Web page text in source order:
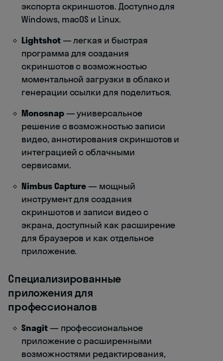
экспорта скриншотов. Доступно для
Windows, macOS и Linux.
Lightshot— легкая и быстрая
программа для создания
скриншотов с возможностью
моментальной загрузки в облако и
генерации ссылки для поделиться.
Monosnap— универсальное
решение с возможностью записи
видео, аннотирования скриншотов и
интеграцией с облачными
сервисами.
Nimbus Capture — мощный
инструмент для создания
скриншотов и записи видео с
экрана, доступный как расширение
для браузеров и как отдельное
приложение.
Специализированные
приложения для
профессионалов
Snagit— профессиональное
приложение с расширенными
возможностями редактирования,